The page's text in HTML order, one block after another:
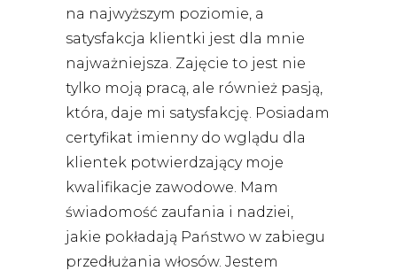
na najwyższym poziomie, a
satysfakcja klientki jest dla mnie
najważniejsza. Zajęcie to jest nie
tylko moją pracą, ale również pasją,
która, daje mi satysfakcję. Posiadam
certyfikat imienny do wglądu dla
klientek potwierdzający moje
kwalifikacje zawodowe. Mam
świadomość zaufania i nadziei,
jakie pokładają Państwo w zabiegu
przedłużania włosów. Jestem